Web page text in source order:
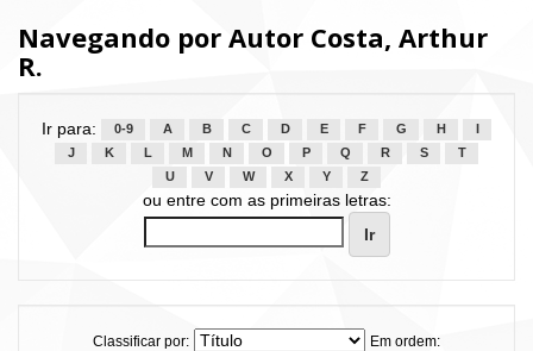
Navegando por Autor Costa, Arthur
R.
Ir para: 0-9 A B C D E F G H
J
K L M N O P Q R S
T
U
V W X Y Z
ou entre com as primeiras letras:
Classificar por:
Em ordem: